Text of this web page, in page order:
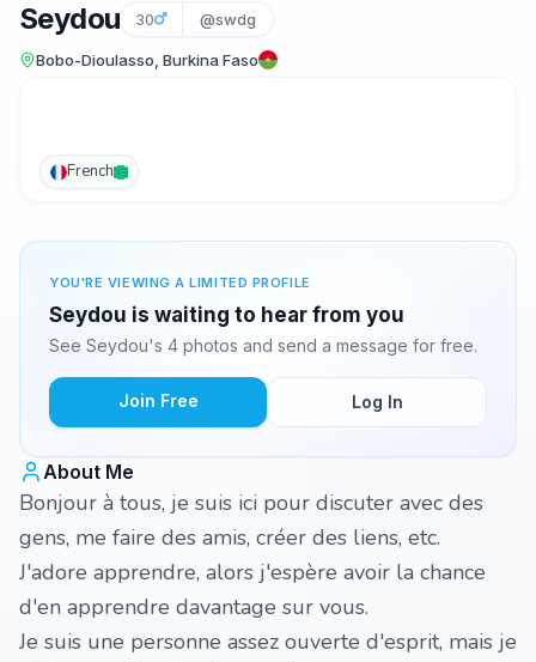
Seydou 30 @swdg
Bobo-Dioulasso, Burkina Faso
French
YOU'RE VIEWING A LIMITED PROFILE
Seydou is waiting to hear from you
See Seydou's 4 photos and send a message for free.
Join Free Log In
About Me
Bonjour à tous, je suis ici pour discuter avec des
gens, me faire des amis, créer des liens, etc.
J'adore apprendre, alors j'espère avoir la chance
d'en apprendre davantage sur vous.
Je suis une personne assez ouverte d'esprit, mais je